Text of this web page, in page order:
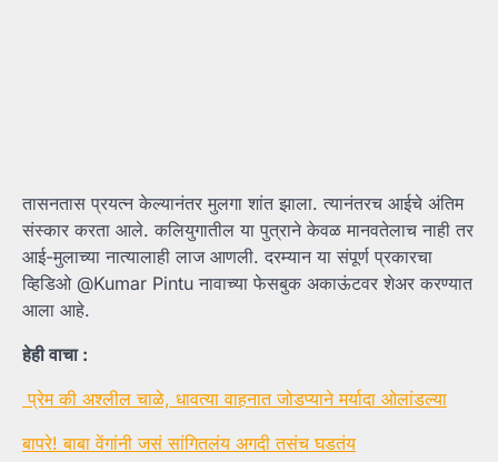
तासनतास प्रयत्न केल्यानंतर मुलगा शांत झाला. त्यानंतरच आईचे अंतिम
संस्कार करता आले. कलियुगातील या पुत्राने केवळ मानवतेलाच नाही तर
आई-मुलाच्या नात्यालाही लाज आणली. दरम्यान या संपूर्ण प्रकारचा
व्हिडिओ @Kumar Pintu नावाच्या फेसबुक अकाऊंटवर शेअर करण्यात
आला आहे.
हेही वाचा :
प्रेम की अश्लील चाळे, धावत्या वाहनात जोडप्याने मर्यादा ओलांडल्या
बापरे! बाबा वेंगांनी जसं सांगितलंय अगदी तसंच घडतंय